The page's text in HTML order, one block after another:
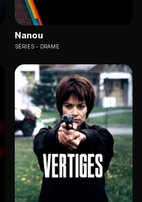
Nanou
SÉRIES DRAME